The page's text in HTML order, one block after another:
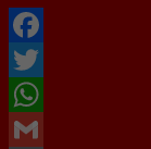
Facebook
Twitter
WhatsApp